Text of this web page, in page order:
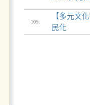
105.
【多元文
民化